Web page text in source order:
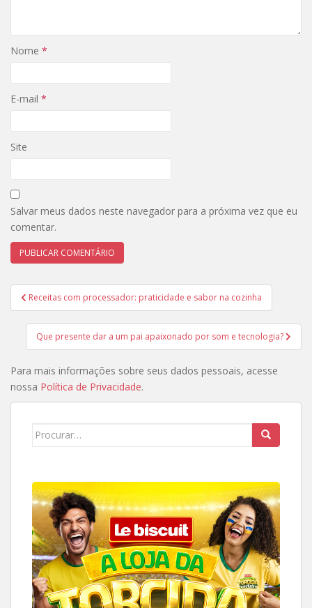
Nome *
E-mail *
Site
Salvar meus dados neste navegador para a próxima vez que eu
comentar.
Navegação
de
Post
Receitas com processador: praticidade e sabor na cozinha
Que presente dar a um pai apaixonado por som e tecnologia?
Para mais informações sobre seus dados pessoais, acesse
nossa Política de Privacidade.
Search